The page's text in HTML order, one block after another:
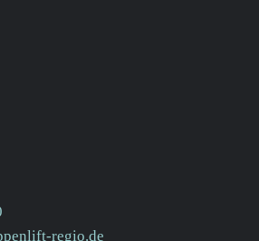
regio.de